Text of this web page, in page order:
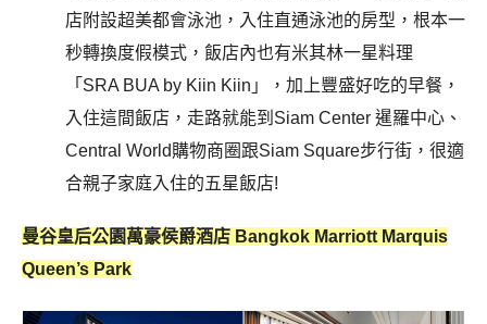
店附設超美都會泳池，入住直通泳池的房型，根本一
秒轉換度假模式，飯店內也有米其林一星料理
「SRA BUA by Kiin Kiin」，加上豐盛好吃的早餐，
入住這間飯店，走路就能到Siam Center 暹羅中心、
Central World購物商圈跟Siam Square步行街，很適
合親子家庭入住的五星飯店!
曼谷皇后公園萬豪侯爵酒店 Bangkok Marriott Marquis
Queen’s Park